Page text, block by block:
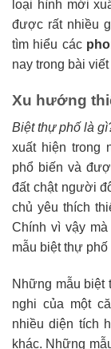
loại hình mới
được rất nhiều
tìm hiểu các
nay trong bài
Xu hướng
Biệt thự phố là
xuất hiện trong
phổ biến và
đất chật người
chủ yêu thích
Chính vì vậy
mẫu biệt thự phố
Những mẫu biệt
nghi của một
nhiều diện tích
khác. Những